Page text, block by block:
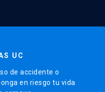
UC
de accidente o
en riesgo tu vida